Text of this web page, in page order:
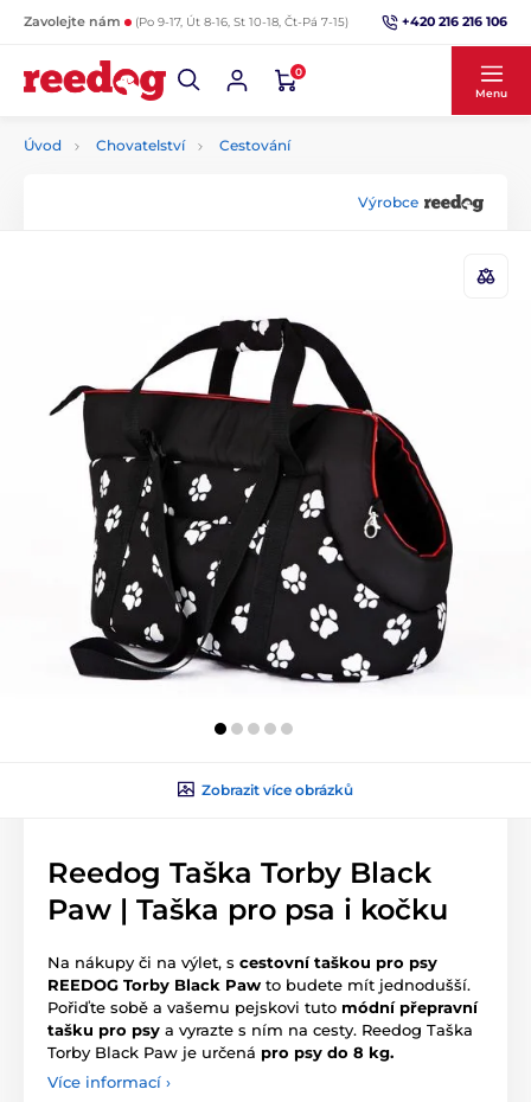
Zavolejte nám (Po 9-17, Út 8-16, St 10-18, Čt-Pá 7-15) +420 216 216 106
0
Menu
Úvod Chovatelství Cestování
Výrobce
Zobrazit více obrázků
Reedog Taška Torby Black
Paw | Taška pro psa i kočku
Na nákupy či na výlet, s cestovní taškou pro psy
REEDOG Torby Black Paw to budete mít jednodušší.
Pořiďte sobě a vašemu pejskovi tuto módní přepravní
tašku pro psy a vyrazte s ním na cesty. Reedog Taška
Torby Black Paw je určená pro psy do 8 kg.
Více informací ›